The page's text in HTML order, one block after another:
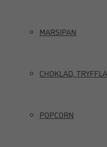
MARSIPAN
CHOKLAD,
POPCORN